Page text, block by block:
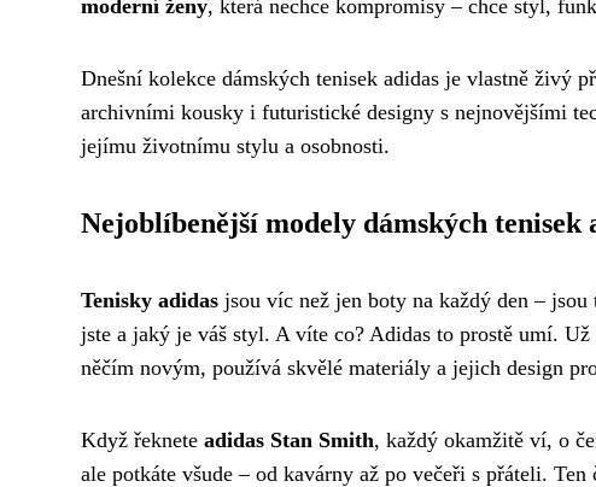
moderní ženy, která nechce kompromisy – chce styl,
Dnešní kolekce dámských tenisek adidas je vlastně živý
archivními kousky i futuristické designy s nejnovějšími
jejímu životnímu stylu a osobnosti.
Nejoblíbenější modely dámských tenisek
Tenisky adidas jsou víc než jen boty na každý den –
jste a jaký je váš styl. A víte co? Adidas to prostě umí.
něčím novým, používá skvělé materiály a jejich design
Když řeknete adidas Stan Smith, každý okamžitě ví, o
ale potkáte všude – od kavárny až po večeři s přáteli.